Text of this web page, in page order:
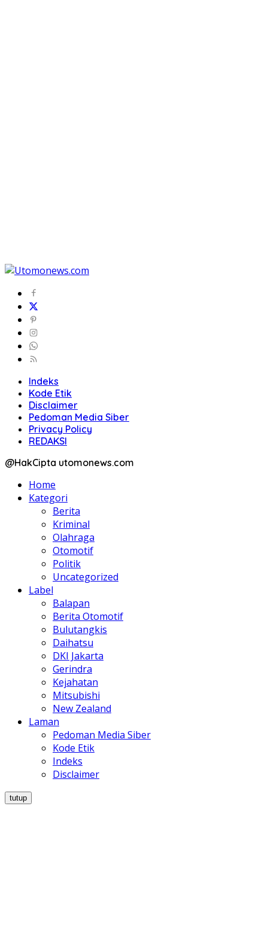
Indeks
Kode Etik
Disclaimer
Pedoman Media Siber
Privacy Policy
REDAKSI
@HakCipta utomonews.com
Home
Kategori
Berita
Kriminal
Olahraga
Otomotif
Politik
Uncategorized
Label
Balapan
Berita Otomotif
Bulutangkis
Daihatsu
DKI Jakarta
Gerindra
Kejahatan
Mitsubishi
New Zealand
Laman
Pedoman Media Siber
Kode Etik
Indeks
Disclaimer
tutup